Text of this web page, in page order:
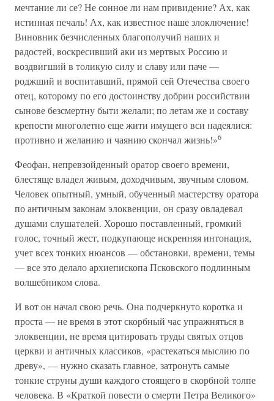
мечтание ли се? Не сонное ли нам привидение? Ах, как
истинная печаль! Ах, как известное наше злоключение!
Виновник безчисленных благополучий наших и
радостей, воскресивший аки из мертвых Россию и
воздвигший в толикую силу и славу или паче —
роджший и воспитавший, прямой сей Отечества своего
отец, которому по его достоинству добрии российствии
сынове безсмертну быти желали; по летам же и составу
крепости многолетно еще жити имущего вси надеялися:
противно и желанию и чаянию скончал жизнь!»6
Феофан, непревзойденный оратор своего времени,
блестяще владел живым, доходчивым, звучным словом.
Человек опытный, умный, обученный мастерству оратора
по античным законам элоквенции, он сразу овладевал
душами слушателей. Хорошо поставленный, громкий
голос, точный жест, подкупающе искренняя интонация,
учет всех тонких нюансов — обстановки, времени, темы
— все это делало архиепископа Псковского подлинным
волшебником слова.
И вот он начал свою речь. Она подчеркнуто коротка и
проста — не время в этот скорбный час упражняться в
элоквенции, не время цитировать труды святых отцов
церкви и античных классиков, «растекаться мыслию по
древу», — нужно сказать главное, затронуть самые
тонкие струны души каждого стоящего в скорбной толпе
человека. В «Краткой повести о смерти Петра Великого»